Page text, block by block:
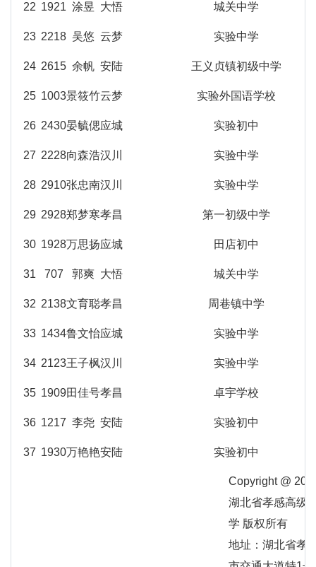
22 1921 涂昱 大悟 城关中学
23 2218 吴悠 云梦 实验中学
24 2615 余帆 安陆 王义贞镇初级中学
25 1003景筱竹云梦 实验外国语学校
26 2430晏毓偲应城 实验初中
27 2228向森浩汉川 实验中学
28 2910张忠南汉川 实验中学
29 2928郑梦寒孝昌 第一初级中学
30 1928万思扬应城 田店初中
31 707 郭爽 大悟 城关中学
32 2138文育聪孝昌 周巷镇中学
33 1434鲁文怡应城 实验中学
34 2123王子枫汉川 实验中学
35 1909田佳号孝昌 卓宇学校
36 1217 李尧 安陆 实验初中
37 1930万艳艳安陆 实验初中
Copyright @
湖北省孝感高级
学 版权所有
地址：湖北省孝